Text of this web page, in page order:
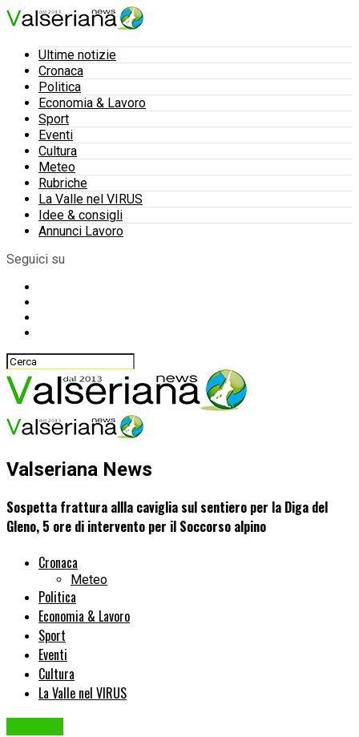
Ultime notizie
Cronaca
Politica
Economia & Lavoro
Sport
Eventi
Cultura
Meteo
Rubriche
La Valle nel VIRUS
Idee & consigli
Annunci Lavoro
Seguici su
Valseriana News
Sospetta frattura allla caviglia sul sentiero per la Diga del
Gleno, 5 ore di intervento per il Soccorso alpino
Cronaca
Meteo
Politica
Economia & Lavoro
Sport
Eventi
Cultura
La Valle nel VIRUS